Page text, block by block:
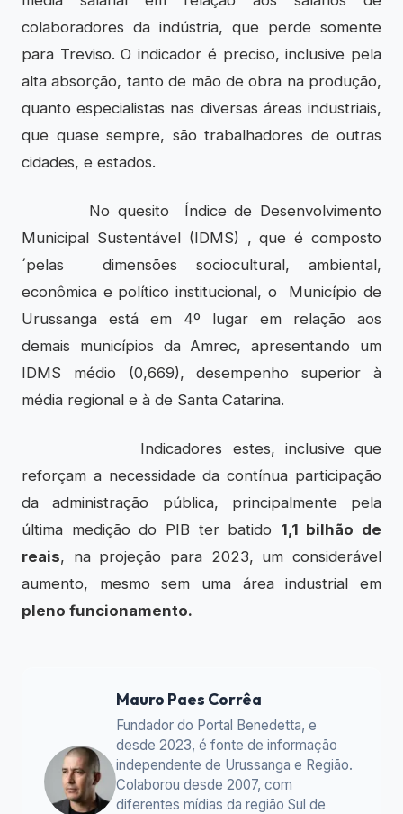
colaboradores da indústria, que perde somente
para Treviso. O indicador é preciso, inclusive pela
alta absorção, tanto de mão de obra na produção,
quanto especialistas nas diversas áreas industriais,
que quase sempre, são trabalhadores de outras
cidades, e estados.
No quesito Índice de Desenvolvimento
Municipal Sustentável (IDMS) , que é composto
´pelas dimensões sociocultural, ambiental,
econômica e político institucional, o Município de
Urussanga está em 4º lugar em relação aos
demais municípios da Amrec, apresentando um
IDMS médio (0,669), desempenho superior à
média regional e à de Santa Catarina.
Indicadores estes, inclusive que
reforçam a necessidade da contínua participação
da administração pública, principalmente pela
última medição do PIB ter batido 1,1 bilhão de
reais, na projeção para 2023, um considerável
aumento, mesmo sem uma área industrial em
pleno funcionamento.
Mauro Paes Corrêa
Fundador do Portal Benedetta, e
desde 2023, é fonte de informação
independente de Urussanga e Região.
Colaborou desde 2007, com
diferentes mídias da região Sul de